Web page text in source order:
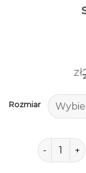
zł
Rozmiar
ilość